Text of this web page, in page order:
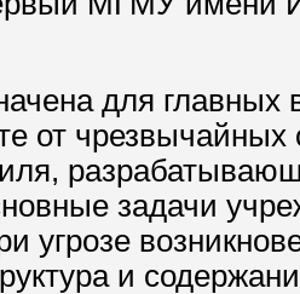
для главных
от чрезвычайных
задачи
угрозе
и